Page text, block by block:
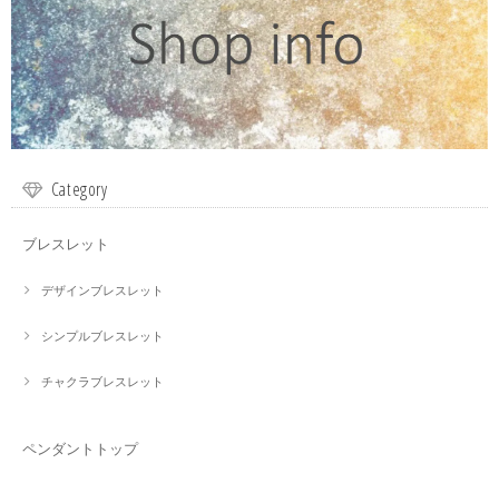
Category
ブレスレット
デザインブレスレット
シンプルブレスレット
チャクラブレスレット
ペンダントトップ